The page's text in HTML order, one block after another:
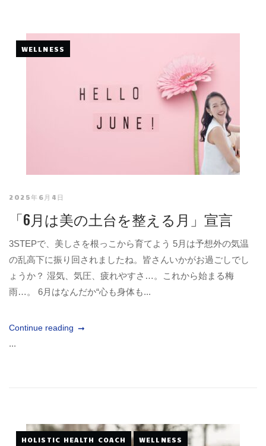
WELLNESS
2025年6月4日
「6月は美の土台を整える月」宣言
3STEPで、美しさを根っこから育てよう 5月は予想外の気温
の乱高下に振り回されましたね。皆さんいかがお過ごしでし
ょうか？ 湿気、気圧、疲れやすさ…。これから始まる梅
雨…。 6月はなんだか“心も身体も...
Continue reading
...
HOLISTIC HEALTH COACH WELLNESS